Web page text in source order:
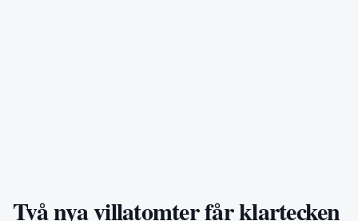
Två nya villatomter får klartecken